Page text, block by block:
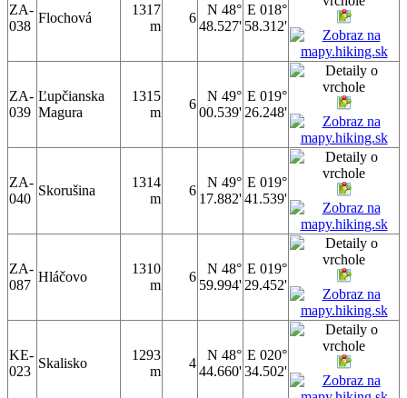
ZA-
038
Flochová
1317
m
6
N 48°
48.527'
E 018°
58.312'
ZA-
039
Ľupčianska
Magura
1315
m
6
N 49°
00.539'
E 019°
26.248'
ZA-
040
Skorušina
1314
m
6
N 49°
17.882'
E 019°
41.539'
ZA-
087
Hláčovo
1310
m
6
N 48°
59.994'
E 019°
29.452'
KE-
023
Skalisko
1293
m
4
N 48°
44.660'
E 020°
34.502'